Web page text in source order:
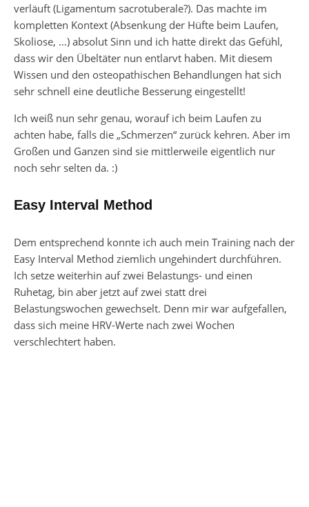
verläuft (Ligamentum sacrotuberale?). Das machte im
kompletten Kontext (Absenkung der Hüfte beim Laufen,
Skoliose, …) absolut Sinn und ich hatte direkt das Gefühl,
dass wir den Übeltäter nun entlarvt haben. Mit diesem
Wissen und den osteopathischen Behandlungen hat sich
sehr schnell eine deutliche Besserung eingestellt!
Ich weiß nun sehr genau, worauf ich beim Laufen zu
achten habe, falls die „Schmerzen“ zurück kehren. Aber im
Großen und Ganzen sind sie mittlerweile eigentlich nur
noch sehr selten da. :)
Easy Interval Method
Dem entsprechend konnte ich auch mein Training nach der
Easy Interval Method ziemlich ungehindert durchführen.
Ich setze weiterhin auf zwei Belastungs- und einen
Ruhetag, bin aber jetzt auf zwei statt drei
Belastungswochen gewechselt. Denn mir war aufgefallen,
dass sich meine HRV-Werte nach zwei Wochen
verschlechtert haben.